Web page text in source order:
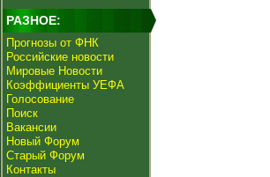
РАЗНОЕ:
Прогнозы от ФНК
Российские новости
Мировые Новости
Коэффициенты УЕФА
Голосование
Поиск
Вакансии
Новый Форум
Старый Форум
Контакты